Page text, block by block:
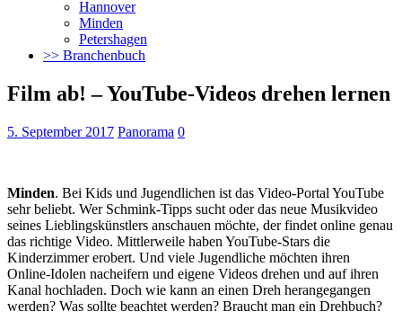
Hannover
Minden
Petershagen
>> Branchenbuch
Film ab! – YouTube-Videos drehen lernen
5. September 2017 Panorama 0
Minden. Bei Kids und Jugendlichen ist das Video-Portal YouTube
sehr beliebt. Wer Schmink-Tipps sucht oder das neue Musikvideo
seines Lieblingskünstlers anschauen möchte, der findet online genau
das richtige Video. Mittlerweile haben YouTube-Stars die
Kinderzimmer erobert. Und viele Jugendliche möchten ihren
Online-Idolen nacheifern und eigene Videos drehen und auf ihren
Kanal hochladen. Doch wie kann an einen Dreh herangegangen
werden? Was sollte beachtet werden? Braucht man ein Drehbuch?